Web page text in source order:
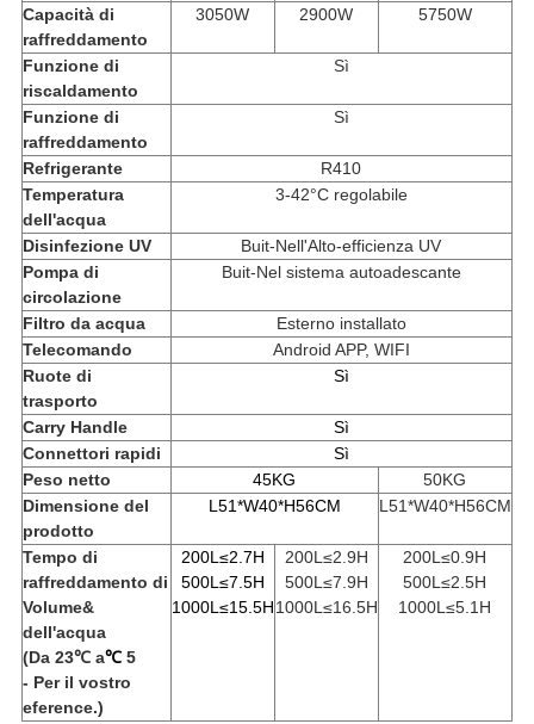
Capacità di
raffreddamento
3050W 2900W 5750W
Funzione di
riscaldamento
Sì
Funzione di
raffreddamento
Sì
Refrigerante
R410
Temperatura
dell'acqua
3-42°C regolabile
Disinfezione UV
Buit-Nell'Alto-efficienza UV
Pompa di
circolazione
Buit-Nel sistema autoadescante
Filtro da acqua
Esterno installato
Telecomando
Android APP, WIFI
Ruote di
trasporto
Sì
Carry Handle
Sì
Connettori rapidi
Sì
Peso netto
45KG
50KG
Dimensione del
prodotto
L51*W40*H56CM L51*W40*H56CM
Tempo di
raffreddamento di
Volume&
dell'acqua
(Da 23℃ a℃5
- Per il vostro
eference.)
200L≤2.7H
500L≤7.5H
1000L≤15.5H
200L≤2.9H
500L≤7.9H
1000L≤16.5H
200L≤0.9H
500L≤2.5H
1000L≤5.1H